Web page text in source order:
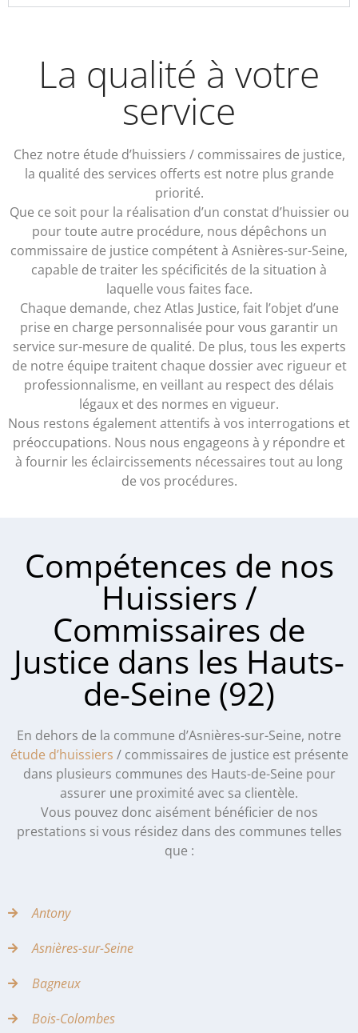
La qualité à votre
service
Chez notre étude d’huissiers / commissaires de justice,
la qualité des services offerts est notre plus grande
priorité.
Que ce soit pour la réalisation d’un constat d’huissier ou
pour toute autre procédure, nous dépêchons un
commissaire de justice compétent à Asnières-sur-Seine,
capable de traiter les spécificités de la situation à
laquelle vous faites face.
Chaque demande, chez Atlas Justice, fait l’objet d’une
prise en charge personnalisée pour vous garantir un
service sur-mesure de qualité. De plus, tous les experts
de notre équipe traitent chaque dossier avec rigueur et
professionnalisme, en veillant au respect des délais
légaux et des normes en vigueur.
Nous restons également attentifs à vos interrogations et
préoccupations. Nous nous engageons à y répondre et
à fournir les éclaircissements nécessaires tout au long
de vos procédures.
Compétences de nos
Huissiers /
Commissaires de
Justice dans les Hauts-
de-Seine (92)
En dehors de la commune d’Asnières-sur-Seine, notre
étude d’huissiers / commissaires de justice est présente
dans plusieurs communes des Hauts-de-Seine pour
assurer une proximité avec sa clientèle.
Vous pouvez donc aisément bénéficier de nos
prestations si vous résidez dans des communes telles
que :
Antony
Asnières-sur-Seine
Bagneux
Bois-Colombes